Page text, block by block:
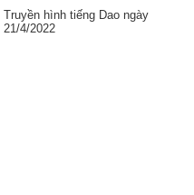
Truyền hình tiếng Dao ngày
21/4/2022